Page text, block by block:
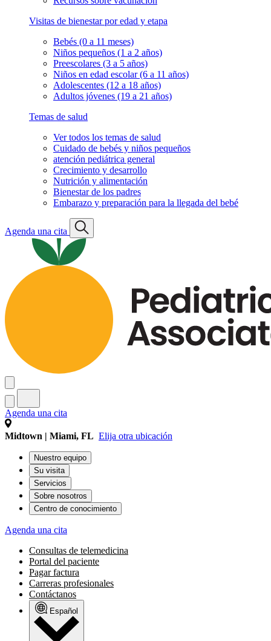
Visitas de bienestar por edad y etapa
Bebés (0 a 11 meses)
Niños pequeños (1 a 2 años)
Preescolares (3 a 5 años)
Niños en edad escolar (6 a 11 años)
Adolescentes (12 a 18 años)
Adultos jóvenes (19 a 21 años)
Temas de salud
Ver todos los temas de salud
Cuidado de bebés y niños pequeños
atención pediátrica general
Crecimiento y desarrollo
Nutrición y alimentación
Bienestar de los padres
Embarazo y preparación para la llegada del bebé
Agenda una cita
Agenda una cita
Midtown | Miami, FL Elija otra ubicación
Nuestro equipo
Su visita
Servicios
Sobre nosotros
Centro de conocimiento
Agenda una cita
Consultas de telemedicina
Portal del paciente
Pagar factura
Carreras profesionales
Contáctanos
Español